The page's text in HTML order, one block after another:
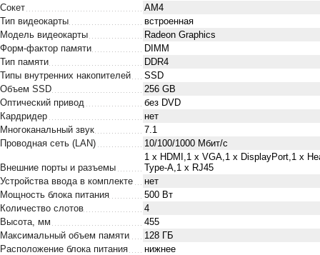
Сокет
AM4
Тип видеокарты
встроенная
Модель видеокарты
Radeon Graphics
Форм-фактор памяти
DIMM
Тип памяти
DDR4
Типы внутренних накопителей
SSD
Объем SSD
256 GB
Оптический привод
без DVD
Кардридер
нет
Многоканальный звук
7.1
Проводная сеть (LAN)
10/100/1000 Мбит/с
Внешние порты и разъемы
1 x HDMI,1 x VGA,1 x DisplayPort,1 x
Type-A,1 x RJ45
Устройства ввода в комплекте
нет
Мощность блока питания
500 Вт
Количество слотов
4
Высота, мм
455
Максимальный объем памяти
128 ГБ
Расположение блока питания
нижнее